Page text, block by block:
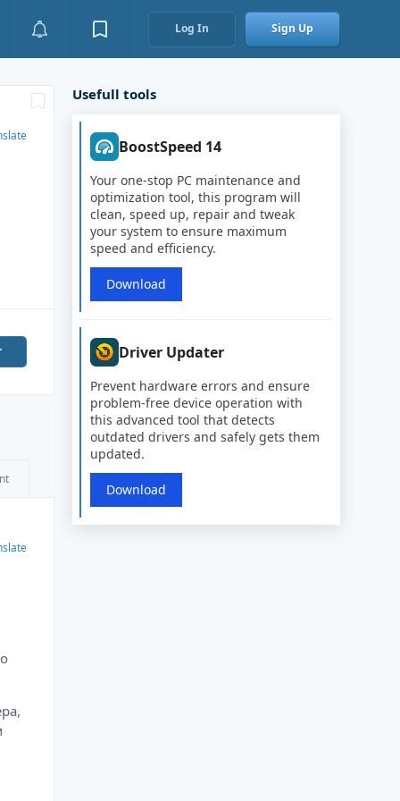
Log In Sign Up
Usefull tools
BoostSpeed 14
Your one-stop PC maintenance and
optimization tool, this program will
clean, speed up, repair and tweak
your system to ensure maximum
speed and efficiency.
Download
Driver Updater
Prevent hardware errors and ensure
problem-free device operation with
this advanced tool that detects
outdated drivers and safely gets them
updated.
Download